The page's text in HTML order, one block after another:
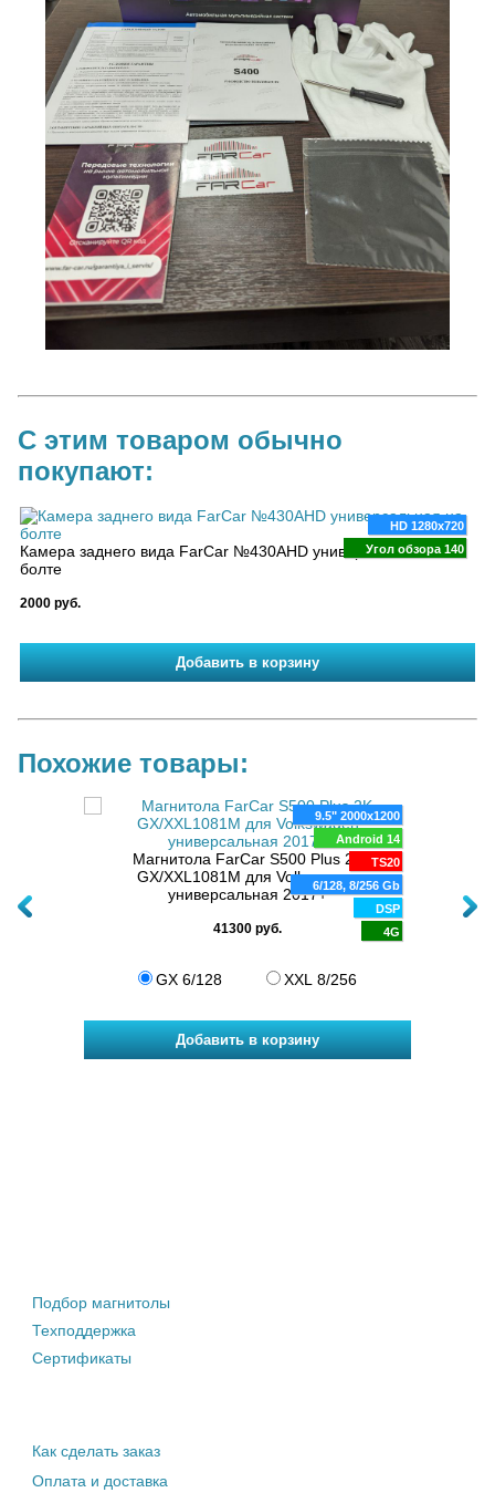
С этим товаром обычно
покупают:
HD 1280x720
Угол обзора 140
Камера заднего вида FarCar №430AHD универсальная на
болте
2000 руб.
Похожие товары:
DSP
9.5" 2000x1200
Android 14
TS20
6/128, 8/256 Gb
DSP
4G
Магнитола FarCar S500 Plus 2K
GX/XXL1081M для Volkswagen
универсальная 2017+
41300 руб.
GX 6/128 XXL 8/256
Подбор магнитолы
Техподдержка
Сертификаты
Как сделать заказ
Оплата и доставка